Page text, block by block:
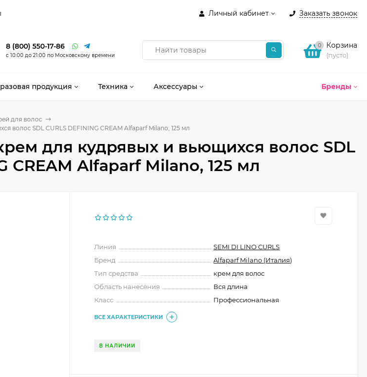
Личный кабинет Заказать звонок
8 (800) 550-17-86
с 10:00 до 21:00 по Московскому времени
0 Корзина
(пусто)
Бренды
продукция Техника Аксессуары
для волос
волос SDL CURLS DEFINING CREAM Alfaparf Milano, 125 мл
для кудрявых и вьющихся волос SDL
CREAM Alfaparf Milano, 125 мл
Линия
SEMI DI LINO CURLS
Бренд
Alfaparf Milano (Италия)
Тип средства
крем для волос
Область нанесения
Вся длина
Класс
Профессиональная
ВСЕ ХАРАКТЕРИСТИКИ
В НАЛИЧИИ